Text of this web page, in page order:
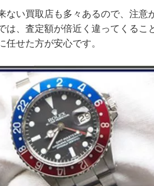
ない買取店も多々あるので、注意
、査定額が倍近く違ってくるこ
せた方が安心です。